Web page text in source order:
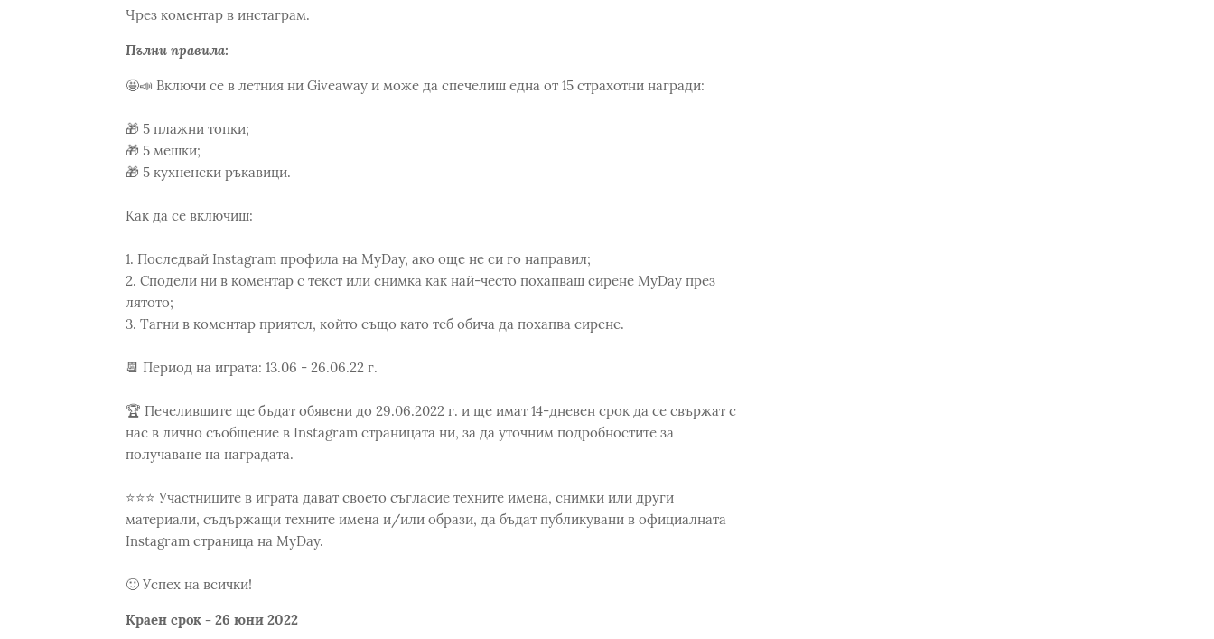
Чрез коментар в инстаграм.
Пълни правила:
🤩📣 Включи се в летния ни Giveaway и може да спечелиш една от 15 страхотни награди:
🎁 5 плажни топки;
🎁 5 мешки;
🎁 5 кухненски ръкавици.
Как да се включиш:
1. Последвай Instagram профила на MyDay, ако още не си го направил;
2. Сподели ни в коментар с текст или снимка как най-често похапваш сирене MyDay през
лятото;
3. Тагни в коментар приятел, който също като теб обича да похапва сирене.
📆 Период на играта: 13.06 - 26.06.22 г.
🏆 Печелившите ще бъдат обявени до 29.06.2022 г. и ще имат 14-дневен срок да се свържат с
нас в лично съобщение в Instagram страницата ни, за да уточним подробностите за
получаване на наградата.
⭐⭐⭐ Участниците в играта дават своето съгласие техните имена, снимки или други
материали, съдържащи техните имена и/или образи, да бъдат публикувани в официалната
Instagram страница на MyDay.
🙂 Успех на всички!
Краен срок - 26 юни 2022